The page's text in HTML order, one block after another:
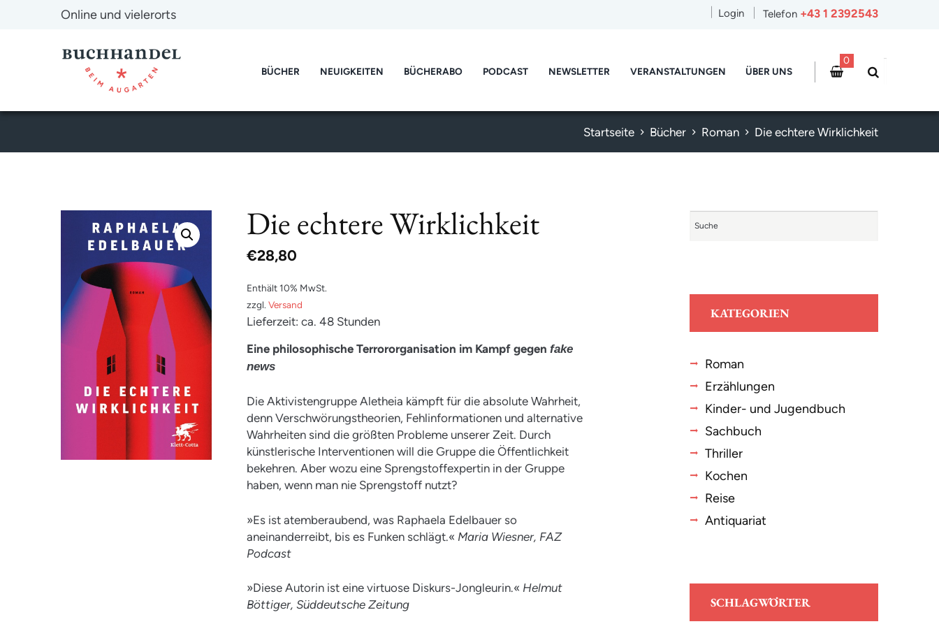
Online und vielerorts Telefon +43 1 2392543
Login
BÜCHER NEUIGKEITEN BÜCHERABO PODCAST NEWSLETTER VERANSTALTUNGEN ÜBER UNS
0
Startseite Bücher Roman Die echtere Wirklichkeit
Die echtere Wirklichkeit
€28,80
Enthält 10% MwSt.
zzgl. Versand
Lieferzeit: ca. 48 Stunden
Eine philosophische Terrororganisation im Kampf gegen fake
news
Die Aktivistengruppe Aletheia kämpft für die absolute Wahrheit,
denn Verschwörungstheorien, Fehlinformationen und alternative
Wahrheiten sind die größten Probleme unserer Zeit. Durch
künstlerische Interventionen will die Gruppe die Öffentlichkeit
bekehren. Aber wozu eine Sprengstoffexpertin in der Gruppe
haben, wenn man nie Sprengstoff nutzt?
»Es ist atemberaubend, was Raphaela Edelbauer so
aneinanderreibt, bis es Funken schlägt.« Maria Wiesner, FAZ
Podcast
»Diese Autorin ist eine virtuose Diskurs-Jongleurin.« Helmut
Böttiger, Süddeutsche Zeitung
KATEGORIEN
Roman
Erzählungen
Kinder- und Jugendbuch
Sachbuch
Thriller
Kochen
Reise
Antiquariat
SCHLAGWÖRTER